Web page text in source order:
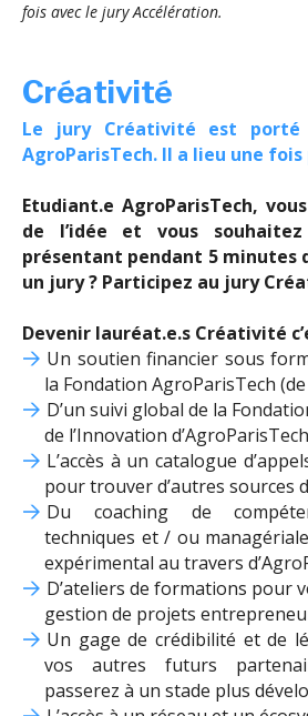
fois avec le jury Accélération.
Créativité
Le jury Créativité est porté
AgroParisTech. Il a lieu une
Etudiant.e AgroParisTech,
de l’idée et vous
présentant pendant 5 minutes
un jury ? Participez au jury
Devenir lauréat.e.s Créativité
Un soutien financier sous
la Fondation AgroParisTech
D’un suivi global de la
de l’Innovation
L’accès à un catalogue
pour trouver d’autres sources
Du coaching de
techniques et / ou
expérimental au travers
D’ateliers de formations pour
gestion de projets
Un gage de crédibilité et de
vos autres futurs
passerez à un stade plus